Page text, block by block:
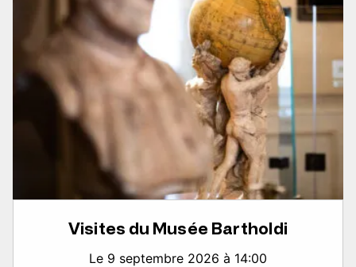
Visites du Musée Bartholdi
Le 9 septembre 2026 à 14:00